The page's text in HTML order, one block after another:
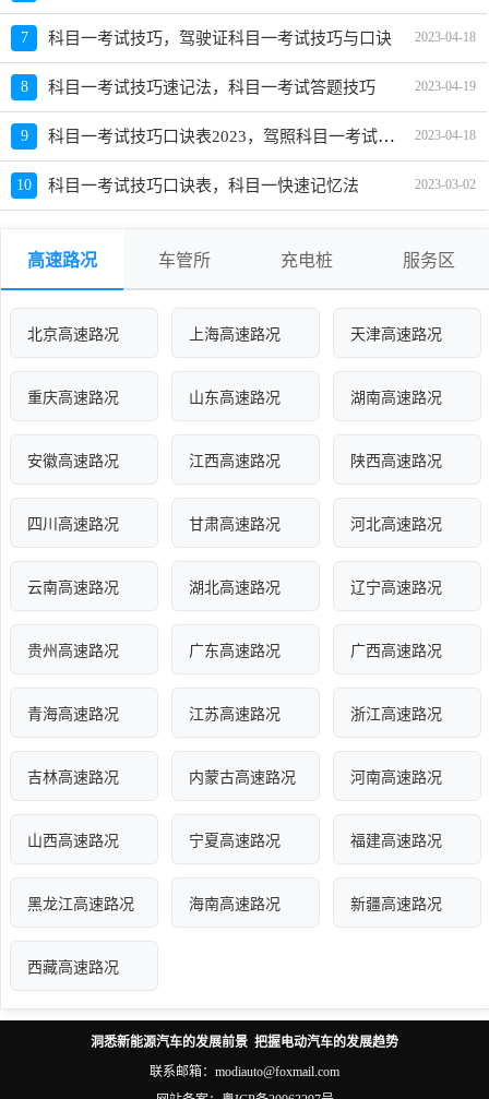
7 科目一考试技巧，驾驶证科目一考试技巧与口诀 2023-04-18
8 科目一考试技巧速记法，科目一考试答题技巧 2023-04-19
9 科目一考试技巧口诀表2023，驾照科目一考试技巧口诀表 2023-04-18
10 科目一考试技巧口诀表，科目一快速记忆法 2023-03-02
高速路况 车管所 充电桩 服务区
北京高速路况 上海高速路况 天津高速路况
重庆高速路况 山东高速路况 湖南高速路况
安徽高速路况 江西高速路况 陕西高速路况
四川高速路况 甘肃高速路况 河北高速路况
云南高速路况 湖北高速路况 辽宁高速路况
贵州高速路况 广东高速路况 广西高速路况
青海高速路况 江苏高速路况 浙江高速路况
吉林高速路况 内蒙古高速路况 河南高速路况
山西高速路况 宁夏高速路况 福建高速路况
黑龙江高速路况 海南高速路况 新疆高速路况
西藏高速路况
洞悉新能源汽车的发展前景 把握电动汽车的发展趋势
联系邮箱：modiauto@foxmail.com